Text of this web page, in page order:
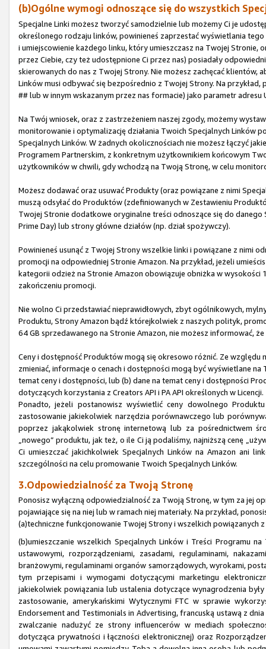
(b)Ogólne wymogi odnoszące się do wszystkich
Specjalne Linki możesz tworzyć samodzielnie lub możemy Ci je
określonego rodzaju linków, powinieneś zaprzestać wyświetlania
i umiejscowienie każdego linku, który umieszczasz na Twojej Stronie,
przez Ciebie, czy też udostępnione Ci przez nas) posiadały
skierowanych do nas z Twojej Strony. Nie możesz zachęcać klientów,
Linków musi odbywać się bezpośrednio z Twojej Strony. Na
## lub w innym wskazanym przez nas formacie) jako parametr
Na Twój wniosek, oraz z zastrzeżeniem naszej zgody, możemy
monitorowanie i optymalizację działania Twoich Specjalnych Linków
Specjalnych Linków. W żadnych okolicznościach nie możesz łączyć
Programem Partnerskim, z konkretnym użytkownikiem końcowym
użytkowników w chwili, gdy wchodzą na Twoją Stronę, w celu
Możesz dodawać oraz usuwać Produkty (oraz powiązane z nimi
muszą odsyłać do Produktów (zdefiniowanych w Zestawieniu
Twojej Stronie dodatkowe oryginalne treści odnoszące się do
Prime Day) lub strony główne działów (np. dział spożywczy).
Powinieneś usunąć z Twojej Strony wszelkie linki i powiązane z nimi
promocji na odpowiedniej Stronie Amazon. Na przykład, jeżeli
kategorii odzież na Stronie Amazon obowiązuje obniżka w wysokości
zakończeniu promocji.
Nie wolno Ci przedstawiać nieprawidłowych, zbyt ogólnikowych,
Produktu, Strony Amazon bądź którejkolwiek z naszych polityk,
64 GB sprzedawanego na Stronie Amazon, nie możesz informować,
Ceny i dostępność Produktów mogą się okresowo różnić. Ze względu
zmieniać, informacje o cenach i dostępności mogą być wyświetlane
temat ceny i dostępności, lub (b) dane na temat ceny i dostępności
dotyczących korzystania z Creators API i PA API określonych w Licencji.
Ponadto, jeżeli postanowisz wyświetlić ceny dowolnego
zastosowanie jakiekolwiek narzędzia porównawczego lub
poprzez jakąkolwiek stronę internetową lub za pośrednictwem
„nowego” produktu, jak też, o ile Ci ją podaliśmy, najniższą cenę
Ci umieszczać jakichkolwiek Specjalnych Linków na Amazon ani
szczególności na celu promowanie Twoich Specjalnych Linków.
3.Odpowiedzialność za Twoją Stronę
Ponosisz wyłączną odpowiedzialność za Twoją Stronę, w tym za jej
pojawiające się na niej lub w ramach niej materiały. Na przykład,
(a)techniczne funkcjonowanie Twojej Strony i wszelkich powiązanych
(b)umieszczanie wszelkich Specjalnych Linków i Treści Programu
ustawowymi, rozporządzeniami, zasadami, regulaminami,
branżowymi, regulaminami organów samorządowych, wyrokami,
tym przepisami i wymogami dotyczącymi marketingu
jakiekolwiek powiązania lub ustalenia dotyczące wynagrodzenia
zastosowanie, amerykańskimi Wytycznymi FTC w sprawie
Endorsement and Testimonials in Advertising, francuską ustawą z
zwalczanie nadużyć ze strony influencerów w mediach
dotycząca prywatności i łączności elektronicznej) oraz